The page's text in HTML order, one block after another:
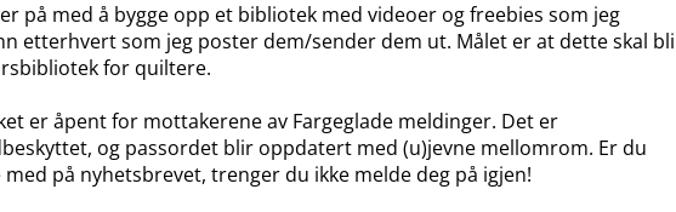
på med å bygge opp et bibliotek med videoer og freebies som jeg
etterhvert som jeg poster dem/sender dem ut. Målet er at dette skal bli
for quiltere.
er åpent for mottakerene av Fargeglade meldinger. Det er
og passordet blir oppdatert med (u)jevne mellomrom. Er du
på nyhetsbrevet, trenger du ikke melde deg på igjen!